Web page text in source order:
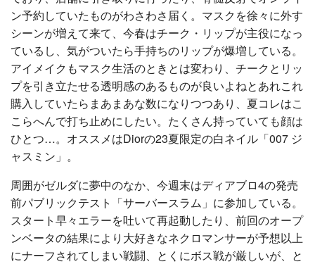
ン予約していたものがわさわさ届く。マスクを徐々に外す
シーンが増えて来て、今春はチーク・リップが主役になっ
ているし、気がついたら手持ちのリップが爆増している。
アイメイクもマスク生活のときとは変わり、チークとリッ
プを引き立たせる透明感のあるものが良いよねとあれこれ
購入していたらまあまあな数になりつつあり、夏コレはこ
こらへんで打ち止めにしたい。たくさん持っていても顔は
ひとつ…。オススメはDiorの23夏限定の白ネイル「007 ジ
ャスミン」。
周囲がゼルダに夢中のなか、今週末はディアブロ4の発売
前パブリックテスト「サーバースラム」に参加している。
スタート早々エラーを吐いて再起動したり、前回のオープ
ンベータの結果により大好きなネクロマンサーが予想以上
にナーフされてしまい戦闘、とくにボス戦が厳しいが、と